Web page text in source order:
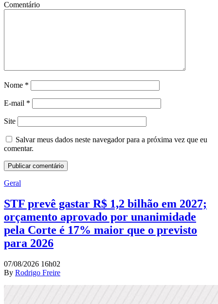
Comentário
Nome *
E-mail *
Site
Salvar meus dados neste navegador para a próxima vez que eu
comentar.
Geral
STF prevê gastar R$ 1,2 bilhão em 2027;
orçamento aprovado por unanimidade
pela Corte é 17% maior que o previsto
para 2026
07/08/2026 16h02
By Rodrigo Freire